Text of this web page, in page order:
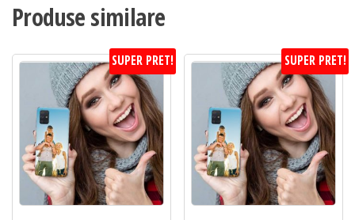
Produse similare
SUPER PRET! SUPER PRET!